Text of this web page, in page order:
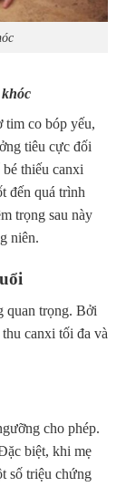
tim co bóp yếu,
tiêu cực đối
thiếu canxi
đến quá trình
trọng sau này
niên.
quan trọng. Bởi
canxi tối đa và
cho phép.
biệt, khi mẹ
số triệu chứng